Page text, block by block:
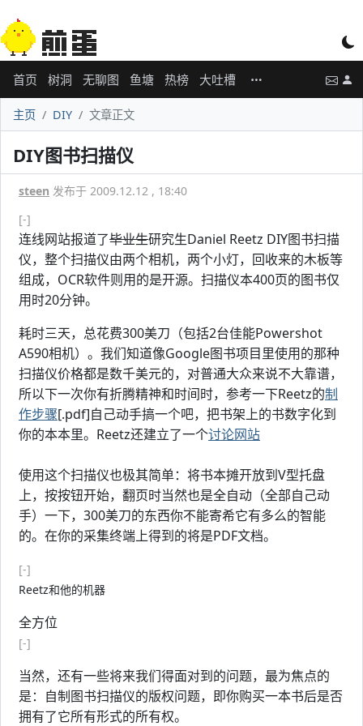
首页 树洞 无聊图 鱼塘 热榜 大吐槽
主页 DIY 文章正文
DIY图书扫描仪
steen 发布于 2009.12.12 , 18:40
[-]
连线网站报道了毕业生研究生Daniel Reetz DIY图书扫描
仪，整个扫描仪由两个相机，两个小灯，回收来的木板等
组成，OCR软件则用的是开源。扫描仪本400页的图书仅
用时20分钟。
耗时三天，总花费300美刀（包括2台佳能Powershot
A590相机）。我们知道像Google图书项目里使用的那种
扫描仪价格都是数千美元的，对普通大众来说不大靠谱，
所以下一次你有折腾精神和时间时，参考一下Reetz的制
作步骤[.pdf]自己动手搞一个吧，把书架上的书数字化到
你的本本里。Reetz还建立了一个讨论网站
使用这个扫描仪也极其简单：将书本摊开放到V型托盘
上，按按钮开始，翻页时当然也是全自动（全部自己动
手）一下，300美刀的东西你不能寄希它有多么的智能
的。在你的采集终端上得到的将是PDF文档。
[-]
Reetz和他的机器
全方位
[-]
当然，还有一些将来我们得面对到的问题，最为焦点的
是：自制图书扫描仪的版权问题，即你购买一本书后是否
拥有了它所有形式的所有权。